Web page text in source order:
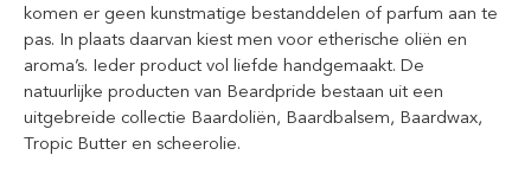
komen er geen kunstmatige bestanddelen of parfum aan te
pas. In plaats daarvan kiest men voor etherische oliën en
aroma’s. Ieder product vol liefde handgemaakt. De
natuurlijke producten van Beardpride bestaan uit een
uitgebreide collectie Baardoliën, Baardbalsem, Baardwax,
Tropic Butter en scheerolie.